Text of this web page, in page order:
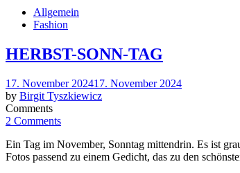
Allgemein
Fashion
HERBST-SONN-TAG
Posted
on
17. November 202417. November 2024
by Birgit Tyszkiewicz
Comments
2 Comments
Ein Tag im November, Sonntag mittendrin. Es ist
Fotos passend zu einem Gedicht, das zu den